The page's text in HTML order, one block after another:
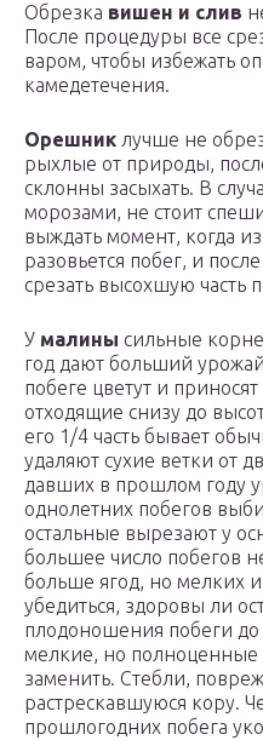
Обрезка вишен и слив
После процедуры все
варом, чтобы избежать
камедетечения.
Орешник лучше не
рыхлые от природы,
склонны засыхать. В
морозами, не стоит
выждать момент, когда
разовьется побег, и
срезать высохшую часть
У малины сильные
год дают больший
побеге цветут и
отходящие снизу до
его 1/4 часть бывает
удаляют сухие ветки от
давших в прошлом году
однолетних побегов
остальные вырезают у
большее число побегов
больше ягод, но мелких
убедиться, здоровы ли
плодоношения побеги
мелкие, но полноценные
заменить. Стебли,
растрескавшуюся кору.
прошлогодних побега